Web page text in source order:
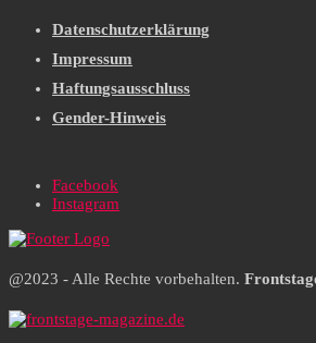
Datenschutzerklärung
Impressum
Haftungsausschluss
Gender-Hinweis
Facebook
Instagram
@2023 - Alle Rechte vorbehalten.